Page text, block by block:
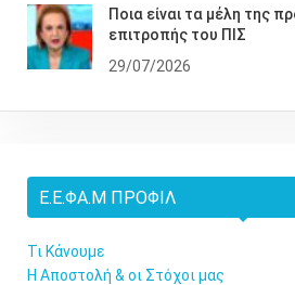
Ποια είναι τα μέλη της
επιτροπής του ΠΙΣ
29/07/2026
Ε.Ε.ΦΑ.Μ ΠΡΟΦΊΛ
Τι Κάνουμε
Η Αποστολή & οι Στόχοι μας